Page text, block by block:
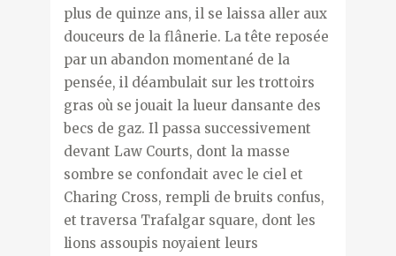
plus de quinze ans, il se laissa aller aux
douceurs de la flânerie. La tête reposée
par un abandon momentané de la
pensée, il déambulait sur les trottoirs
gras où se jouait la lueur dansante des
becs de gaz. Il passa successivement
devant Law Courts, dont la masse
sombre se confondait avec le ciel et
Charing Cross, rempli de bruits confus,
et traversa Trafalgar square, dont les
lions assoupis noyaient leurs